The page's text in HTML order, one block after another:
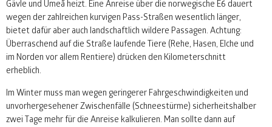
Gävle und Umeå heizt. Eine Anreise über die norwegische E6 dauert
wegen der zahlreichen kurvigen Pass-Straßen wesentlich länger,
bietet dafür aber auch landschaftlich wildere Passagen. Achtung:
Überraschend auf die Straße laufende Tiere (Rehe, Hasen, Elche und
im Norden vor allem Rentiere) drücken den Kilometerschnitt
erheblich.
Im Winter muss man wegen geringerer Fahrgeschwindigkeiten und
unvorhergesehener Zwischenfälle (Schneestürme) sicherheitshalber
zwei Tage mehr für die Anreise kalkulieren. Man sollte dann auf